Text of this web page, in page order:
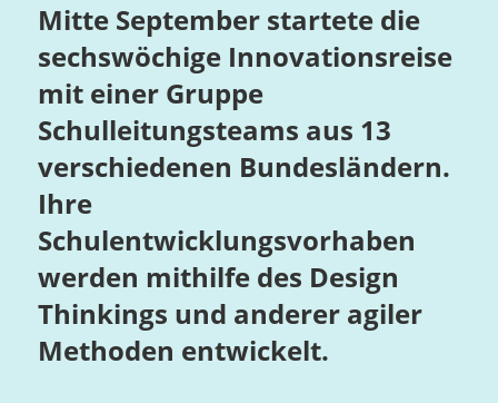
Mitte September startete die
sechswöchige Innovationsreise
mit einer Gruppe
Schulleitungsteams aus 13
verschiedenen Bundesländern.
Ihre
Schulentwicklungsvorhaben
werden mithilfe des Design
Thinkings und anderer agiler
Methoden entwickelt.